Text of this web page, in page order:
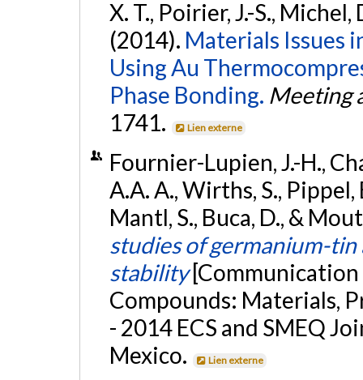
X. T., Poirier, J.-S.,
(2014). Materials Issues
Using Au
Phase Bonding. Meeting
1741.
Lien externe
Fournier-Lupien, J.-H.,
A.A. A., Wirths, S., Pippel,
Mantl, S., Buca, D., &
studies of germanium-
stability [Communication
Compounds: Materials,
- 2014 ECS and SMEQ
Mexico.
Lien externe